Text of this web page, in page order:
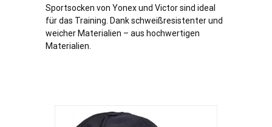
Sportsocken von Yonex und Victor sind ideal
für das Training. Dank schweißresistenter und
weicher Materialien – aus hochwertigen
Materialien.